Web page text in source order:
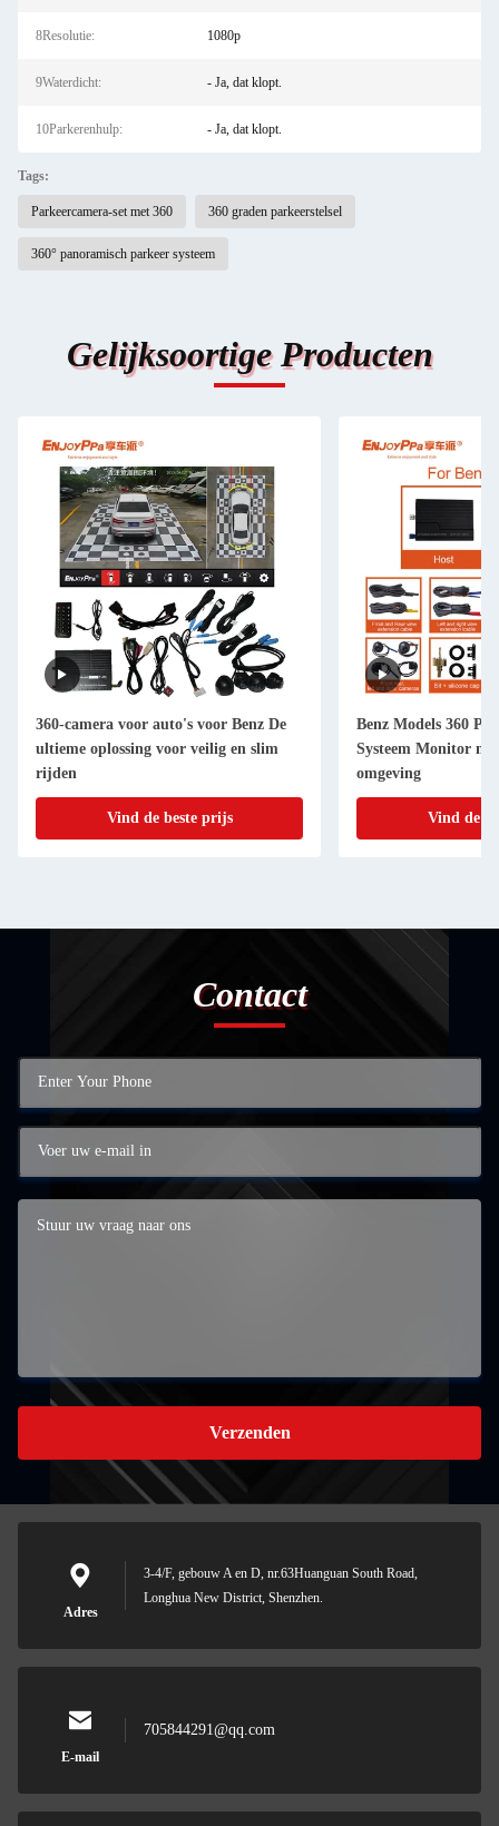
8Resolutie: 1080p
9Waterdicht: - Ja, dat klopt.
10Parkerenhulp: - Ja, dat klopt.
Tags:
Parkeercamera-set met 360 360 graden parkeerstelsel
360° panoramisch parkeer systeem
Gelijksoortige Producten
360-camera voor auto's voor Benz De
ultieme oplossing voor veilig en slim
rijden
Vind de beste prijs
Benz Models 360
Systeem Monitor
omgeving
Vind de
Contact
Verzenden
Adres
3-4/F, gebouw A en D, nr.63Huanguan South Road,
Longhua New District, Shenzhen.
E-mail
705844291@qq.com